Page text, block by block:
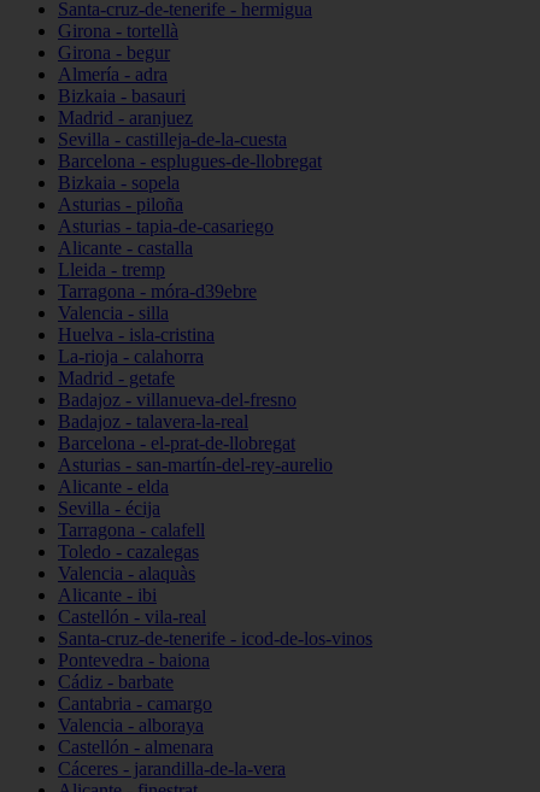
Santa-cruz-de-tenerife - hermigua
Girona - tortellà
Girona - begur
Almería - adra
Bizkaia - basauri
Madrid - aranjuez
Sevilla - castilleja-de-la-cuesta
Barcelona - esplugues-de-llobregat
Bizkaia - sopela
Asturias - piloña
Asturias - tapia-de-casariego
Alicante - castalla
Lleida - tremp
Tarragona - móra-d39ebre
Valencia - silla
Huelva - isla-cristina
La-rioja - calahorra
Madrid - getafe
Badajoz - villanueva-del-fresno
Badajoz - talavera-la-real
Barcelona - el-prat-de-llobregat
Asturias - san-martín-del-rey-aurelio
Alicante - elda
Sevilla - écija
Tarragona - calafell
Toledo - cazalegas
Valencia - alaquàs
Alicante - ibi
Castellón - vila-real
Santa-cruz-de-tenerife - icod-de-los-vinos
Pontevedra - baiona
Cádiz - barbate
Cantabria - camargo
Valencia - alboraya
Castellón - almenara
Cáceres - jarandilla-de-la-vera